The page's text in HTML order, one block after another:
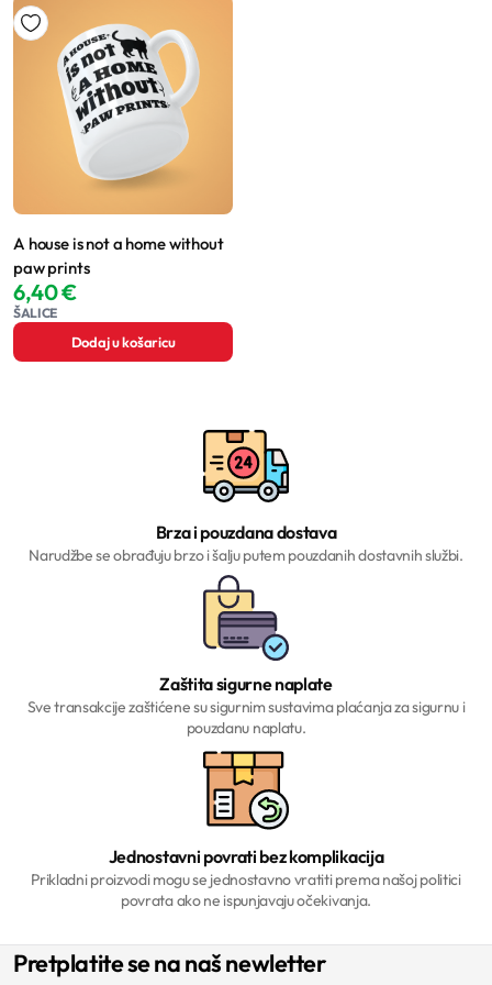
A house is not a home without
paw prints
6,40€
ŠALICE
Dodaj u košaricu
Brza i pouzdana dostava
Narudžbe se obrađuju brzo i šalju putem pouzdanih dostavnih službi.
Zaštita sigurne naplate
Sve transakcije zaštićene su sigurnim sustavima plaćanja za sigurnu i
pouzdanu naplatu.
Jednostavni povrati bez komplikacija
Prikladni proizvodi mogu se jednostavno vratiti prema našoj politici
povrata ako ne ispunjavaju očekivanja.
Pretplatite se na naš newletter